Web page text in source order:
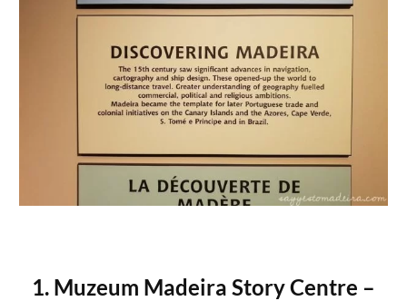
1. Muzeum Madeira Story Centre –